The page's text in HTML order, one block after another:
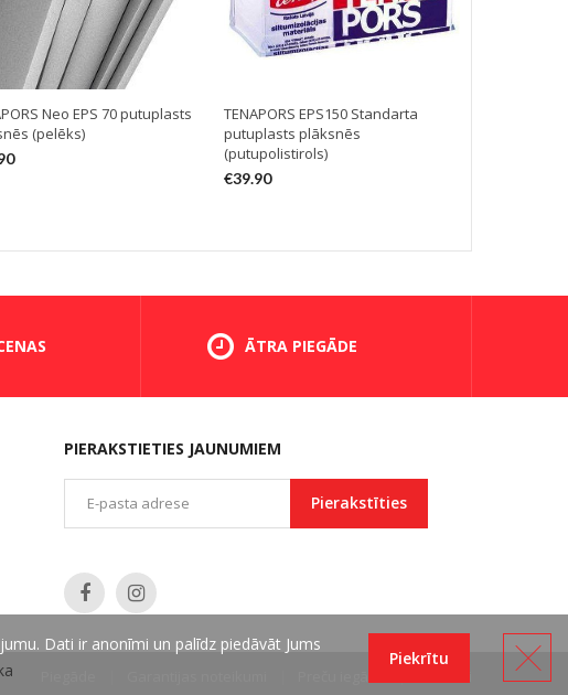
Neo EPS 70 putuplasts
(pelēks)
TENAPORS EPS150 Standarta
putuplasts plāksnēs
(putupolistirols)
€39.90
ĀTRA PIEGĀDE
PIERAKSTIETIES JAUNUMIEM
Pierakstīties
Dati ir anonīmi un palīdz piedāvāt Jums
Piekrītu